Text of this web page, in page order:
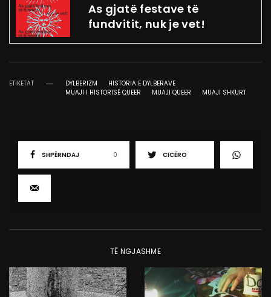
As gjatë festave të
fundvitit, nuk je vet!
ETIKETAT DYLBERIZM
HISTORIA E DYLBERAVE
MUAJI I HISTORISË QUEER
MUAJI QUEER MUAJI SHKURT
SHPËRNDAJ 0 CICËRO
TË NGJASHME